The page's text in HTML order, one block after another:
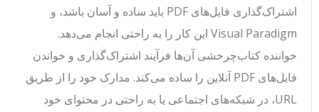
اشتراک‌گذاری فایل‌های PDF باید ساده و آسان باشد، و
Visual Paradigm این کار را به راحتی انجام می‌دهد.
خواننده کتاب‌چرخشی آن‌ها فرآیند اشتراک‌گذاری و خواندن
فایل‌های PDF آنلاین را ساده می‌کند. مدارک خود را از طریق
URL، در شبکه‌های اجتماعی یا به راحتی در محتوای خود